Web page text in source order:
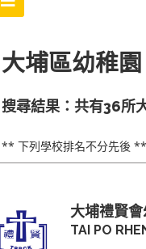
大埔區幼稚園
搜尋結果：共有36所
** 下列學校排名不分先後 **
大埔禮賢
TAI PO